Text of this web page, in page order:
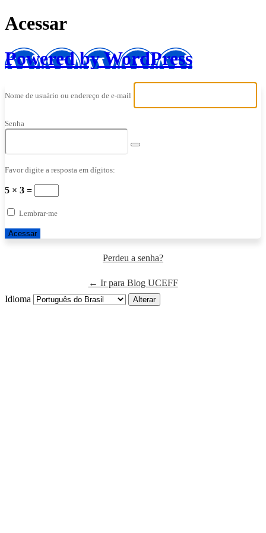
Acessar
Powered by WordPress
Nome de usuário ou endereço de e-mail
Senha
Favor digite a resposta em dígitos:
5 × 3 =
Lembrar-me
Perdeu a senha?
← Ir para Blog UCEFF
Idioma